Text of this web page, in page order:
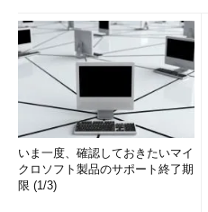
いま一度、確認しておきたいマイ
クロソフト製品のサポート終了期
限 (1/3)